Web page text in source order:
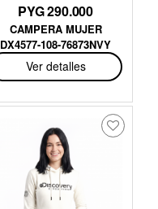
PYG 290.000
CAMPERA MUJER
DX4577-108-76873NVY
Ver detalles